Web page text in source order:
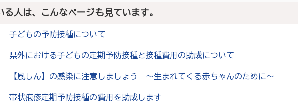
人は、こんなページも見ています。
子どもの予防接種について
県外における子どもの定期予防接種と接種費用の助成について
【風しん】の感染に注意しましょう ～生まれてくる赤ちゃんのために～
帯状疱疹定期予防接種の費用を助成します